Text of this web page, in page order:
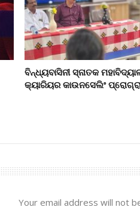
ବିନ୍ଧ୍ୟବାସିନୀ ସ୍ନାତକ
କ୍ୟାରିୟର କାଉନସେଲିଂ
Your email address will not